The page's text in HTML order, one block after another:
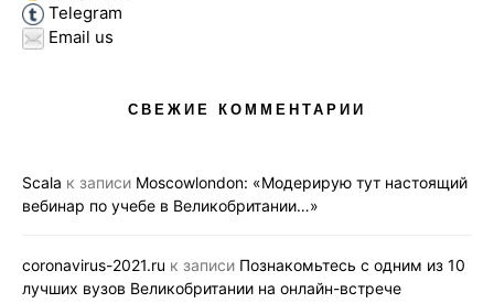
Telegram
Email us
СВЕЖИЕ КОММЕНТАРИИ
Scala к записи Moscowlondon: «Модерирую тут настоящий
вебинар по учебе в Великобритании…»
coronavirus-2021.ru к записи Познакомьтесь с одним из 10
лучших вузов Великобритании на онлайн-встрече